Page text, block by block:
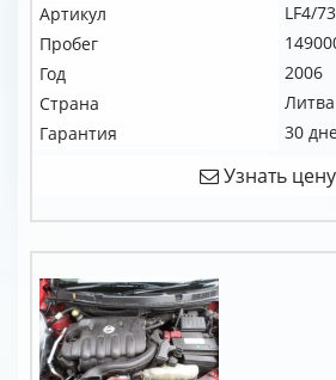
Артикул
LF4/
Пробег
Год
2006
Страна
Литва
Гарантия
30
Узнать цену